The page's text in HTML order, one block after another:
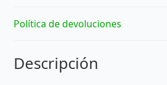
Política de devoluciones
Descripción